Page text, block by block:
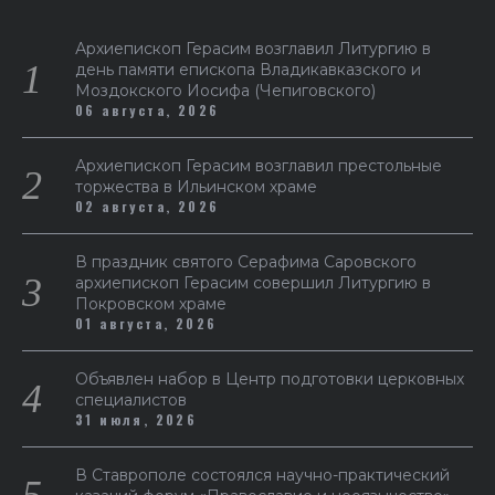
Архиепископ Герасим возглавил Литургию в
день памяти епископа Владикавказского и
Моздокского Иосифа (Чепиговского)
06 августа, 2026
Архиепископ Герасим возглавил престольные
торжества в Ильинском храме
02 августа, 2026
В праздник святого Серафима Саровского
архиепископ Герасим совершил Литургию в
Покровском храме
01 августа, 2026
Объявлен набор в Центр подготовки церковных
специалистов
31 июля, 2026
В Ставрополе состоялся научно-практический